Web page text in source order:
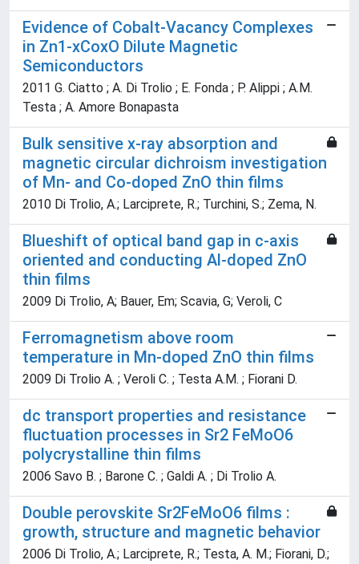
Evidence of Cobalt-Vacancy Complexes
in Zn1-xCoxO Dilute Magnetic
Semiconductors
2011 G. Ciatto ; A. Di Trolio ; E. Fonda ; P. Alippi ; A.M.
Testa ; A. Amore Bonapasta
Bulk sensitive x-ray absorption and
magnetic circular dichroism investigation
of Mn- and Co-doped ZnO thin films
2010 Di Trolio, A.; Larciprete, R.; Turchini, S.; Zema, N.
Blueshift of optical band gap in c-axis
oriented and conducting Al-doped ZnO
thin films
2009 Di Trolio, A; Bauer, Em; Scavia, G; Veroli, C
Ferromagnetism above room
temperature in Mn-doped ZnO thin films
2009 Di Trolio A. ; Veroli C. ; Testa A.M. ; Fiorani D.
dc transport properties and resistance
fluctuation processes in Sr2 FeMoO6
polycrystalline thin films
2006 Savo B. ; Barone C. ; Galdi A. ; Di Trolio A.
Double perovskite Sr2FeMoO6 films :
growth, structure and magnetic behavior
2006 Di Trolio, A.; Larciprete, R.; Testa, A. M.; Fiorani, D.;